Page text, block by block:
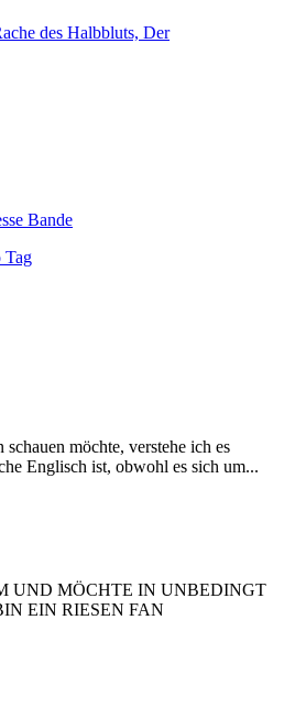
des Halbbluts, Der
Bande
Tag
möchte, verstehe ich es
Englisch ist, obwohl es sich um...
UND MÖCHTE IN UNBEDINGT
EIN RIESEN FAN